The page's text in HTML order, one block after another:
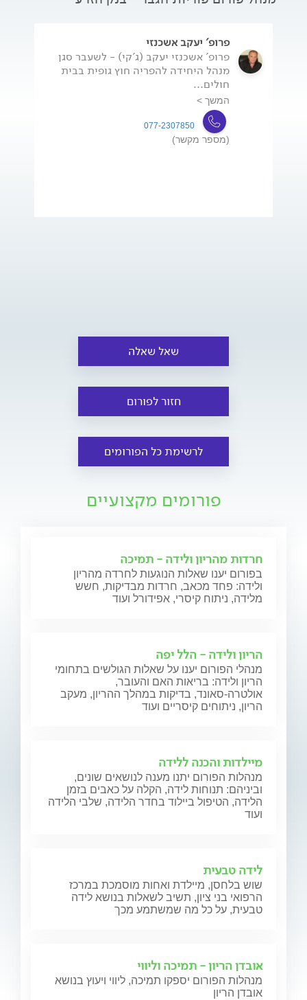
פרופ' יעקב אשכנזי
פרופ' אשכנזי יעקב (ג'קי) - לשעבר סגן
מנהל היחידה להפריה חוץ גופית בבית
חולים...
המשך >
077-2307850
(מספר מקשר)
שאל שאלה
חזור לפורום
לרשימת כל הפורומים
פורומים מקצועיים
חרדות מהריון ולידה - תמיכה
בפורום יענו שאלות הנוגעות לחרדה מהריון
ולידה: פחד מכאב, חרדות מבדיקות, חשש
מלידה, ניתוח קיסרי, אפידורל ועוד
הריון ולידה - הלל יפה
מנהלי הפורום יענו על שאלות הגולשים בתחומי
הריון ולידה: בריאות האם והעובר,
אולטרה-סאונד, בדיקות במהלך ההריון, מעקב
הריון, ניתוחים קיסריים ועוד
מיילדות והכנה ללידה
מנהלות הפורום יתנו מענה לנושאים שונים,
וביניהם: תנוחות לידה, הקלה על כאבים בזמן
הלידה, הטיפול ביילוד בחדר הלידה, שלבי הלידה
ועוד
לידה טבעית
שוש בלחסן, מיילדת ואחות מוסמכת במרכז
הרפואי בני ציון, תשיב לשאלות בנושא לידה
טבעית, על כל מה שמשתמע מכך
אובדן הריון - תמיכה וליווי
מנהלות הפורום יספקו תמיכה, ליווי ויעוץ בנושא
אובדן הריון